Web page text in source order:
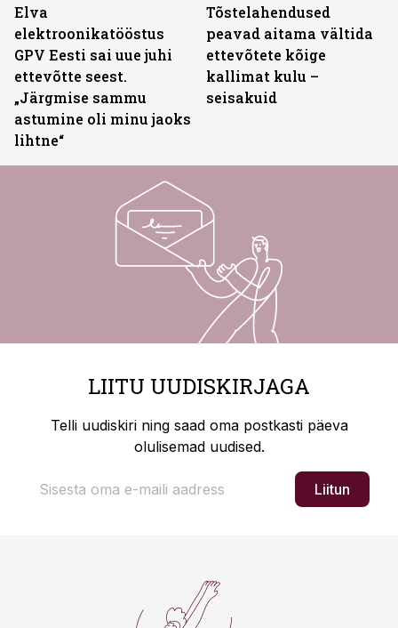
Elva
elektroonikatööstus
GPV Eesti sai uue juhi
ettevõtte seest.
„Järgmise sammu
astumine oli minu jaoks
lihtne“
Tõstelahendused
peavad aitama vältida
ettevõtete kõige
kallimat kulu –
seisakuid
LIITU UUDISKIRJAGA
Telli uudiskiri ning saad oma postkasti päeva
olulisemad uudised.
Liitun